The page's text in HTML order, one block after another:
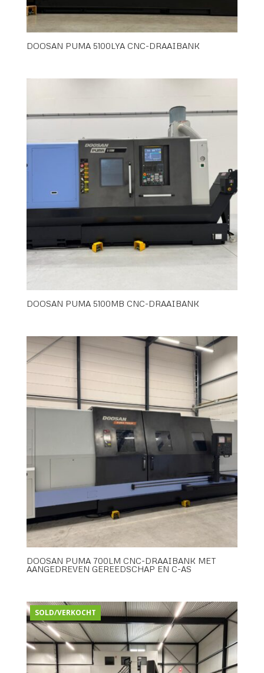
DOOSAN PUMA 5100LYA CNC-DRAAIBANK
DOOSAN PUMA 5100MB CNC-DRAAIBANK
DOOSAN PUMA 700LM CNC-DRAAIBANK MET
AANGEDREVEN GEREEDSCHAP EN C-AS
SOLD/VERKOCHT